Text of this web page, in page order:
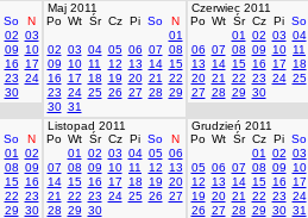
So
N
02 03
09
10
16
17
23 24
30
Maj 2011
Po Wt Śr Cz Pi So
N
01
02 03 04 05 06 07 08
09
10 11 12 13 14 15
16
17 18 19 20 21
22
23 24 25 26 27 28 29
30 31
Czerwiec 2011
Po Wt Śr Cz Pi So
01
02 03 04
06 07 08 09 10 11
13
14 15 16 17 18
20 21 22 23 24 25
27 28 29 30
So
N
01
02
08 09
15 16
22 23
29 30
Listopad 2011
Po Wt Śr Cz Pi So
N
01
02 03 04 05 06
07 08 09 10 11 12
13
14 15 16 17 18 19 20
21
22 23 24 25 26 27
28 29 30
Grudzień 2011
Po Wt Śr Cz Pi So
01
02 03
05 06 07 08 09 10
12
13 14 15 16 17
19 20 21 22 23 24
26 27 28 29 30 31